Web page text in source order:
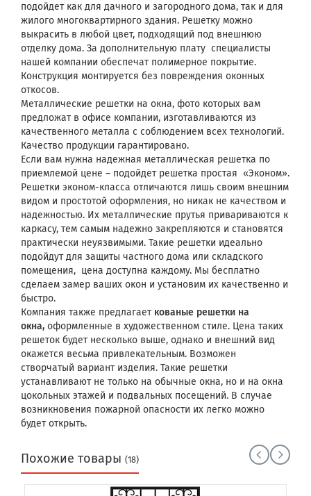
подойдет как для дачного и загородного дома, так и для
жилого многоквартирного здания. Решетку можно
выкрасить в любой цвет, подходящий под внешнюю
отделку дома. За дополнительную плату специалисты
нашей компании обеспечат полимерное покрытие.
Конструкция монтируется без повреждения оконных
откосов.
Металлические решетки на окна, фото которых вам
предложат в офисе компании, изготавливаются из
качественного металла с соблюдением всех технологий.
Качество продукции гарантировано.
Если вам нужна надежная металлическая решетка по
приемлемой цене – подойдет решетка простая «Эконом».
Решетки эконом-класса отличаются лишь своим внешним
видом и простотой оформления, но никак не качеством и
надежностью. Их металлические прутья привариваются к
каркасу, тем самым надежно закрепляются и становятся
практически неуязвимыми. Такие решетки идеально
подойдут для защиты частного дома или складского
помещения, цена доступна каждому. Мы бесплатно
сделаем замер ваших окон и установим их качественно и
быстро.
Компания также предлагает кованые решетки на
окна, оформленные в художественном стиле. Цена таких
решеток будет несколько выше, однако и внешний вид
окажется весьма привлекательным. Возможен
створчатый вариант изделия. Такие решетки
устанавливают не только на обычные окна, но и на окна
цокольных этажей и подвальных посещений. В случае
возникновения пожарной опасности их легко можно
будет открыть.
Похожие товары (18)